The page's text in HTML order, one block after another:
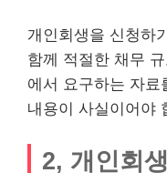
개인회생을 신청하
함께 적절한 채무
에서 요구하는 자료
내용이 사실이어야
2, 개인회